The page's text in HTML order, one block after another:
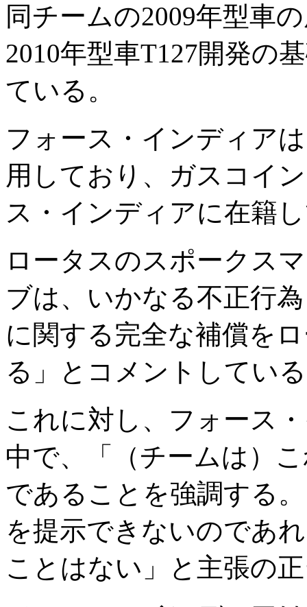
同チームの2009年型車
2010年型車T127開発の
ている。
フォース・インディア
用しており、ガスコイ
ス・インディアに在籍
ロータスのスポークス
ブは、いかなる不正行
に関する完全な補償を
る」とコメントしてい
これに対し、フォース
中で、「（チームは）
であることを強調する
を提示できないのであ
ことはない」と主張の